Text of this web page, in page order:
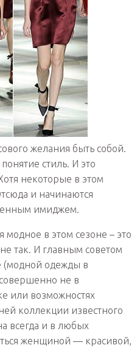
желания быть собой.
стиль. И это
некоторые в этом
и начинаются
имиджем.
в этом сезоне – это
так. И главным советом
(модной одежды в
не в
или возможностях
коллекции известного
всегда и в любых
женщиной — красивой,